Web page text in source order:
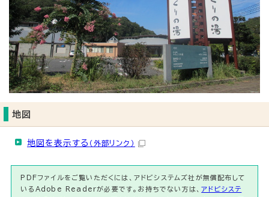
地図
地図を表示する （外部リンク）
PDFファイルをご覧いただくには、アドビシステムズ社が無償配布して
いるAdobe Readerが必要です。お持ちでない方は、アドビシステ